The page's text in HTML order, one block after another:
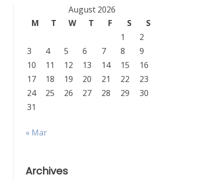
August 2026
M
T W T F S
S
1
2
3
4 5 6 7 8
9
10
11 12 13 14 15
16
17
18 19 20 21 22
23
24
25 26 27 28 29
30
31
« Mar
Archives